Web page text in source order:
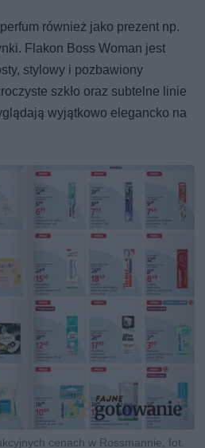
również jako prezent np.
Flakon Boss Woman jest
stylowy i pozbawiony
szkło oraz subtelne linie
wyjątkowo elegancko na
cenach w Rossmannie, fot.